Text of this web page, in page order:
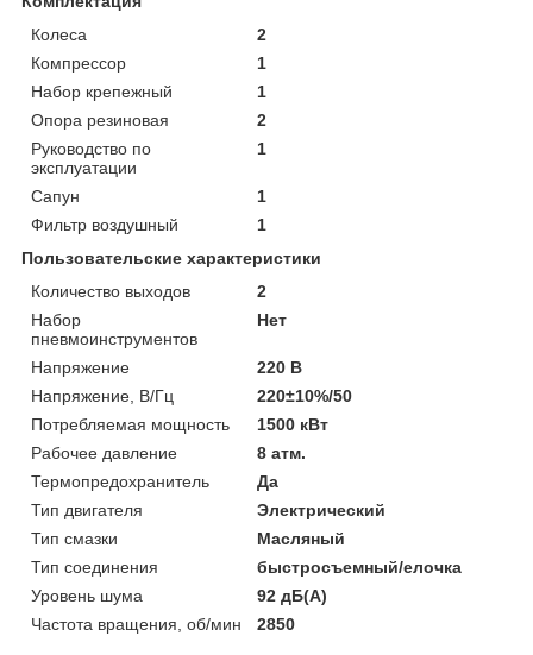
Колеса
2
Компрессор
1
Набор крепежный
1
Опора резиновая
2
Руководство по
эксплуатации
1
Сапун
1
Фильтр воздушный
1
Пользовательские характеристики
Количество выходов
2
Набор
пневмоинструментов
Нет
Напряжение
220 В
Напряжение, В/Гц
220±10%/50
Потребляемая мощность
1500 кВт
Рабочее давление
8 атм.
Термопредохранитель
Да
Тип двигателя
Электрический
Тип смазки
Масляный
Тип соединения
быстросъемный/елочка
Уровень шума
92 дБ(А)
Частота вращения, об/мин
2850